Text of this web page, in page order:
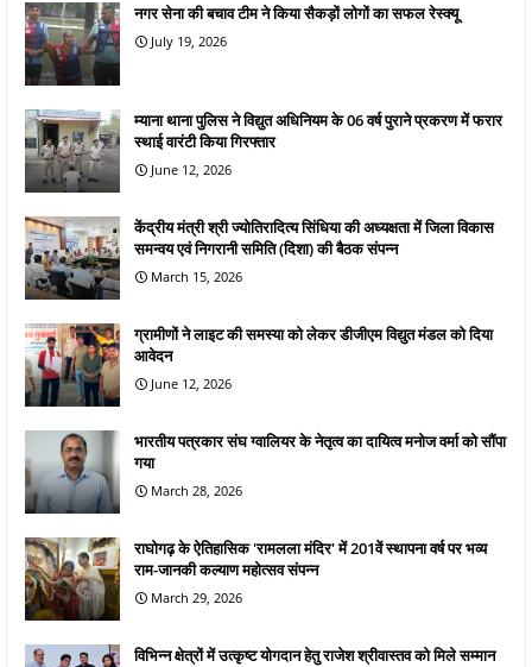
नगर सेना की बचाव टीम ने किया सैकड़ों लोगों का सफल रेस्क्यू
July 19, 2026
म्याना थाना पुलिस ने विद्युत अधिनियम के 06 वर्ष पुराने प्रकरण में फरार
स्थाई वारंटी किया गिरफ्तार
June 12, 2026
केंद्रीय मंत्री श्री ज्योतिरादित्य सिंधिया की अध्यक्षता में जिला विकास
समन्वय एवं निगरानी समिति (दिशा) की बैठक संपन्न
March 15, 2026
ग्रामीणों ने लाइट की समस्या को लेकर डीजीएम विद्युत मंडल को दिया
आवेदन
June 12, 2026
भारतीय पत्रकार संघ ग्वालियर के नेतृत्व का दायित्व मनोज वर्मा को सौंपा
गया
March 28, 2026
राघोगढ़ के ऐतिहासिक 'रामलला मंदिर' में 201वें स्थापना वर्ष पर भव्य
राम-जानकी कल्याण महोत्सव संपन्न
March 29, 2026
विभिन्न क्षेत्रों में उत्कृष्ट योगदान हेतु राजेश श्रीवास्तव को मिले सम्मान